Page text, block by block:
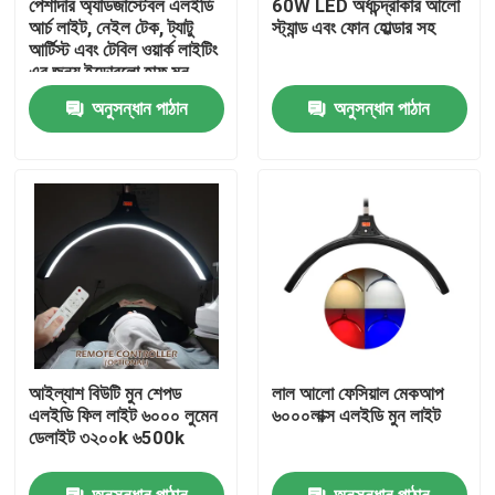
আমাদের সম্বন্ধে
কারখানা পরিদর্শন
গুণমান নিয়ন্ত্রণ
আমাদের সাথে যোগাযোগ
খবর
মামলা
LED ভিডিও স্টুডিও লাইট
পেশাদার অ্যাডজাস্টেবল এলইডি
আর্চ লাইট, নেইল টেক, ট্যাটু
আর্টিস্ট এবং টেবিল ওয়ার্ক লাইটিং
এর জন্য ইডোবলো হাফ মুন
টাস্ক ল্যাম্প CRI 95
অনুসন্ধান পাঠান
60W LED অর্ধচন্দ্রাকার আলো
স্ট্যান্ড এবং ফোন হোল্ডার সহ
অনুসন্ধান পাঠান
আইল্যাশ বিউটি মুন শেপড
এলইডি ফিল লাইট ৬০০০ লুমেন
ডেলাইট ৩২০০k ৬500k
লাল আলো ফেসিয়াল মেকআপ
৬০০০লাক্স এলইডি মুন লাইট